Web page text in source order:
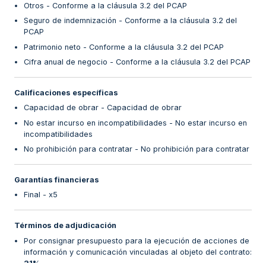
Otros - Conforme a la cláusula 3.2 del PCAP
Seguro de indemnización - Conforme a la cláusula 3.2 del
PCAP
Patrimonio neto - Conforme a la cláusula 3.2 del PCAP
Cifra anual de negocio - Conforme a la cláusula 3.2 del PCAP
Calificaciones específicas
Capacidad de obrar - Capacidad de obrar
No estar incurso en incompatibilidades - No estar incurso en
incompatibilidades
No prohibición para contratar - No prohibición para contratar
Garantías financieras
Final - x5
Términos de adjudicación
Por consignar presupuesto para la ejecución de acciones de
información y comunicación vinculadas al objeto del contrato: